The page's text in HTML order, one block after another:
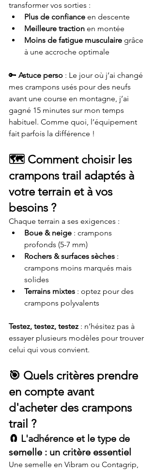
transformer vos sorties :
Plus de confiance en descente
Meilleure traction en montée
Moins de fatigue musculaire grâce
à une accroche optimale
🔑 Astuce perso : Le jour où j’ai changé
mes crampons usés pour des neufs
avant une course en montagne, j’ai
gagné 15 minutes sur mon temps
habituel. Comme quoi, l’équipement
fait parfois la différence !
🗺️ Comment choisir les
crampons trail adaptés à
votre terrain et à vos
besoins ?
Chaque terrain a ses exigences :
Boue & neige : crampons
profonds (5-7 mm)
Rochers & surfaces sèches :
crampons moins marqués mais
solides
Terrains mixtes : optez pour des
crampons polyvalents
Testez, testez, testez : n’hésitez pas à
essayer plusieurs modèles pour trouver
celui qui vous convient.
🎯 Quels critères prendre
en compte avant
d'acheter des crampons
trail ?
🧲 L'adhérence et le type de
semelle : un critère essentiel
Une semelle en Vibram ou Contagrip,